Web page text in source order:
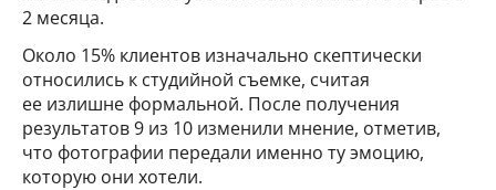
2 месяца.
Около 15% клиентов изначально скептически
относились к студийной съемке, считая
ее излишне формальной. После получения
результатов 9 из 10 изменили мнение, отметив,
что фотографии передали именно ту эмоцию,
которую они хотели.